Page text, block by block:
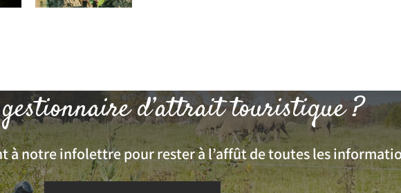
gestionnaire d’attrait touristique ?
à notre infolettre pour rester à l’affût de toutes les